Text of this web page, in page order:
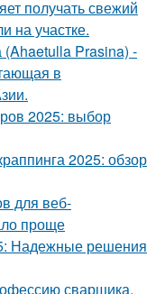
получать свежий
на участке.
(Ahaetulla Prasina) -
в
2025: выбор
2025: обзор
для веб-
проще
Надежные решения
сварщика,